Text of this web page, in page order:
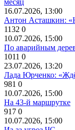
16.07.2026, 13:00
Антон Асташкин:
1132 0
10.07.2026, 15:00
По аварийным
1011 0
23.07.2026, 13:20
Лада Юрченко:
981 0
10.07.2026, 15:00
На 43-й маршрутке
917 0
10.07.2026, 15:00